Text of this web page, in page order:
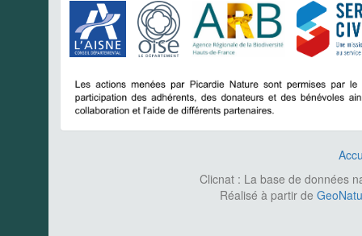
Clicnat : La base de données
Réalisé à partir de